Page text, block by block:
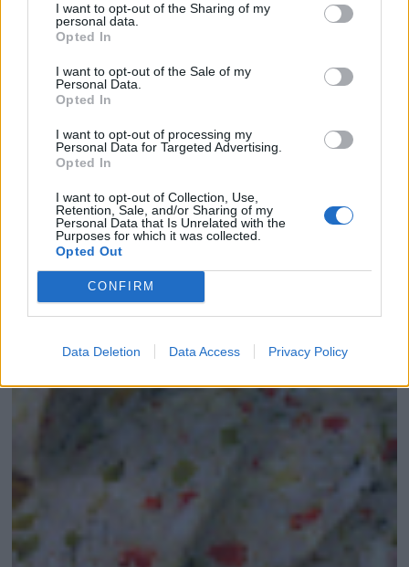
I want to opt-out of the Sharing of my
personal data.
Opted In
I want to opt-out of the Sale of my
Personal Data.
Opted In
I want to opt-out of processing my
Personal Data for Targeted Advertising.
Opted In
I want to opt-out of Collection, Use,
Retention, Sale, and/or Sharing of my
Personal Data that Is Unrelated with the
Purposes for which it was collected.
Opted Out
CONFIRM
Data Deletion Data Access Privacy Policy
VASITOS DE CREMA DE AGUACATE CON HU...